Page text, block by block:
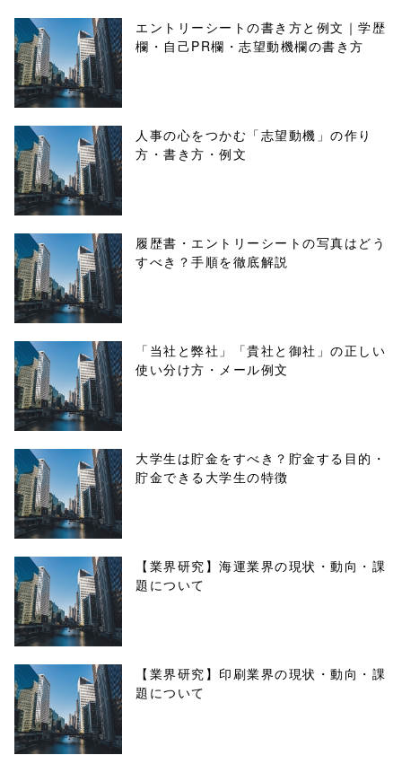
エントリーシートの書き方と例文｜学歴
欄・自己PR欄・志望動機欄の書き方
人事の心をつかむ「志望動機」の作り
方・書き方・例文
履歴書・エントリーシートの写真はどう
すべき？手順を徹底解説
「当社と弊社」「貴社と御社」の正しい
使い分け方・メール例文
大学生は貯金をすべき？貯金する目的・
貯金できる大学生の特徴
【業界研究】海運業界の現状・動向・課
題について
【業界研究】印刷業界の現状・動向・課
題について